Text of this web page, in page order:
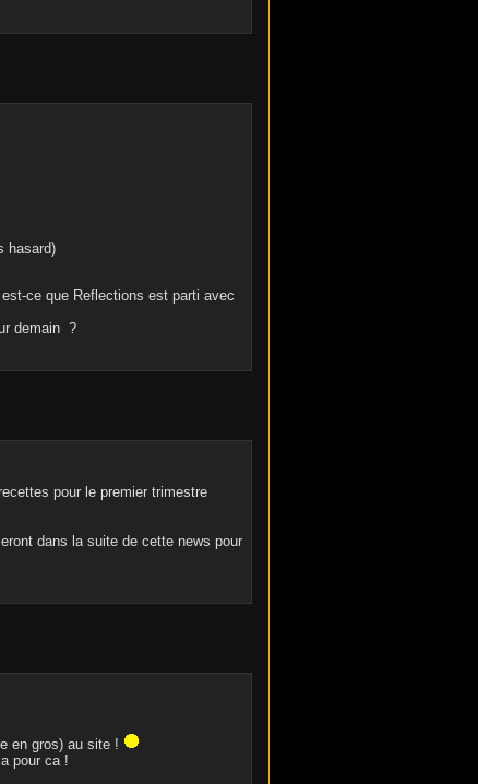
hasard)
ce que Reflections est parti avec
demain ?
pour le premier trimestre
dans la suite de cette news pour
en gros) au site !
pour ca !